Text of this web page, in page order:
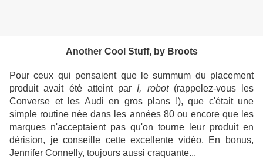
Another Cool Stuff, by Broots
Pour ceux qui pensaient que le summum du placement
produit avait été atteint par I, robot(rappelez-vous les
Converse et les Audi en gros plans !), que c'était une
simple routine née dans les années 80 ou encore que les
marques n'acceptaient pas qu'on tourne leur produit en
dérision, je conseille cette excellente vidéo. En bonus,
Jennifer Connelly, toujours aussi craquante...